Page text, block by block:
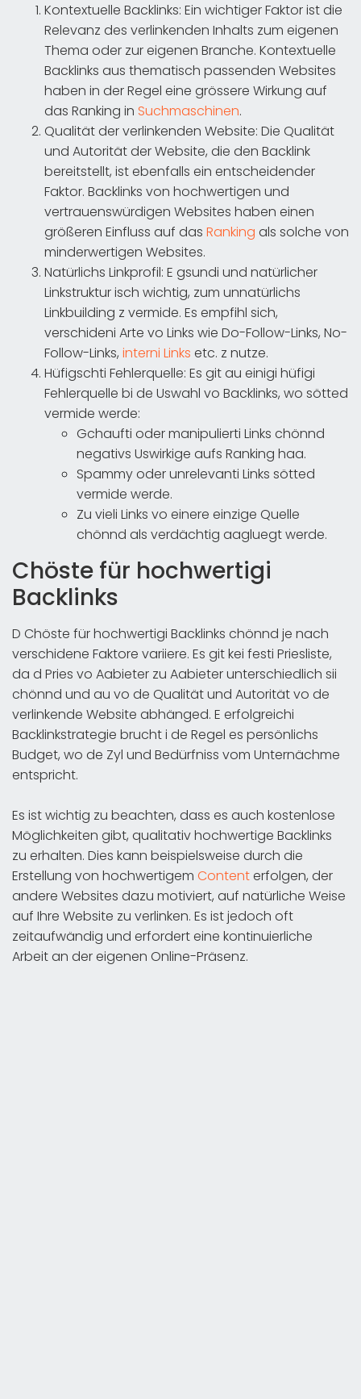
Kontextuelle Backlinks: Ein wichtiger Faktor ist die
Relevanz des verlinkenden Inhalts zum eigenen
Thema oder zur eigenen Branche. Kontextuelle
Backlinks aus thematisch passenden Websites
haben in der Regel eine grössere Wirkung auf
das Ranking in Suchmaschinen.
Qualität der verlinkenden Website: Die Qualität
und Autorität der Website, die den Backlink
bereitstellt, ist ebenfalls ein entscheidender
Faktor. Backlinks von hochwertigen und
vertrauenswürdigen Websites haben einen
größeren Einfluss auf das Ranking als solche von
minderwertigen Websites.
Natürlichs Linkprofil: E gsundi und natürlicher
Linkstruktur isch wichtig, zum unnatürlichs
Linkbuilding z vermide. Es empfihl sich,
verschideni Arte vo Links wie Do-Follow-Links, No-
Follow-Links, interni Links etc. z nutze.
Hüfigschti Fehlerquelle: Es git au einigi hüfigi
Fehlerquelle bi de Uswahl vo Backlinks, wo sötted
vermide werde:
Gchaufti oder manipulierti Links chönnd
negativs Uswirkige aufs Ranking haa.
Spammy oder unrelevanti Links sötted
vermide werde.
Zu vieli Links vo einere einzige Quelle
chönnd als verdächtig aagluegt werde.
Chöste für hochwertigi
Backlinks
D Chöste für hochwertigi Backlinks chönnd je nach
verschidene Faktore variiere. Es git kei festi Priesliste,
da d Pries vo Aabieter zu Aabieter unterschiedlich sii
chönnd und au vo de Qualität und Autorität vo de
verlinkende Website abhänged. E erfolgreichi
Backlinkstrategie brucht i de Regel es persönlichs
Budget, wo de Zyl und Bedürfniss vom Unternächme
entspricht.
Es ist wichtig zu beachten, dass es auch kostenlose
Möglichkeiten gibt, qualitativ hochwertige Backlinks
zu erhalten. Dies kann beispielsweise durch die
Erstellung von hochwertigem Contenterfolgen, der
andere Websites dazu motiviert, auf natürliche Weise
auf Ihre Website zu verlinken. Es ist jedoch oft
zeitaufwändig und erfordert eine kontinuierliche
Arbeit an der eigenen Online-Präsenz.